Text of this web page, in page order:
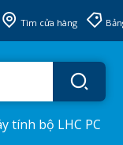
Tìm cửa hàng
tính bộ LHC PC